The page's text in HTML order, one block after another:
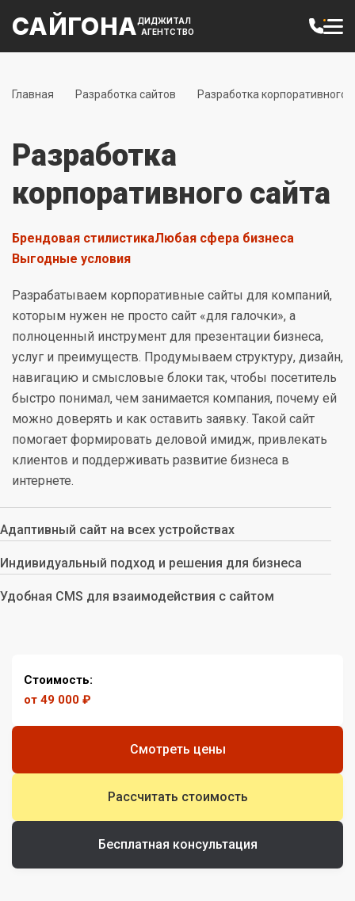
САЙГОНАДИДЖИТАЛ
АГЕНТСТВО
Главная Разработка сайтов Разработка корпоративного
Разработка
корпоративного сайта
Брендовая стилистикаЛюбая сфера бизнеса
Выгодные условия
Разрабатываем корпоративные сайты для компаний,
которым нужен не просто сайт «для галочки», а
полноценный инструмент для презентации бизнеса,
услуг и преимуществ. Продумываем структуру, дизайн,
навигацию и смысловые блоки так, чтобы посетитель
быстро понимал, чем занимается компания, почему ей
можно доверять и как оставить заявку. Такой сайт
помогает формировать деловой имидж, привлекать
клиентов и поддерживать развитие бизнеса в
интернете.
Адаптивный сайт на всех устройствах
Индивидуальный подход и решения для бизнеса
Удобная CMS для взаимодействия с сайтом
Стоимость:
от 49 000 ₽
Смотреть цены
Рассчитать стоимость
Бесплатная консультация